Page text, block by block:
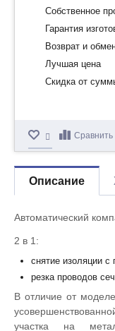
Собственное
Гарантия
Возврат и
Лучшая цена
Скидка от
Сравнить
Описание
Автоматический
2 в 1:
снятие изоляции
резка проводов
В отличие от
участка на